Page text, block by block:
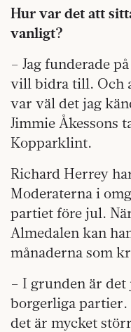
Hur var det att
vanligt?
– Jag funderade
vill bidra till. Och
var väl det jag
Jimmie Åkessons
Kopparklint.
Richard Herrey
Moderaterna i
partiet före jul.
Almedalen kan
månaderna som
– I grunden är
borgerliga
det är mycket